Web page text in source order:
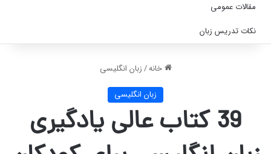
مقالات عمومی
نکات تدریس زبان
خانه/زبان انگلیسی
زبان انگلیسی
39 کتاب عالی یادگیری